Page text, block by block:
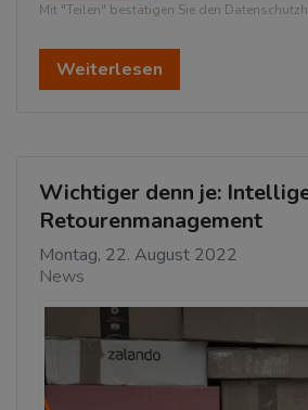
Mit "Teilen" bestätigen Sie den
Weiterlesen
Wichtiger denn je:
Retourenmanagement
Montag, 22. August 2022
News